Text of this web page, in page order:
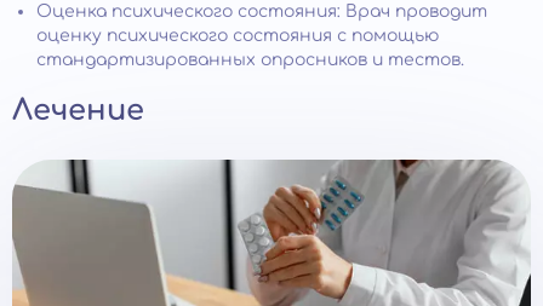
Оценка психического состояния: Врач проводит
оценку психического состояния с помощью
стандартизированных опросников и тестов.
Лечение